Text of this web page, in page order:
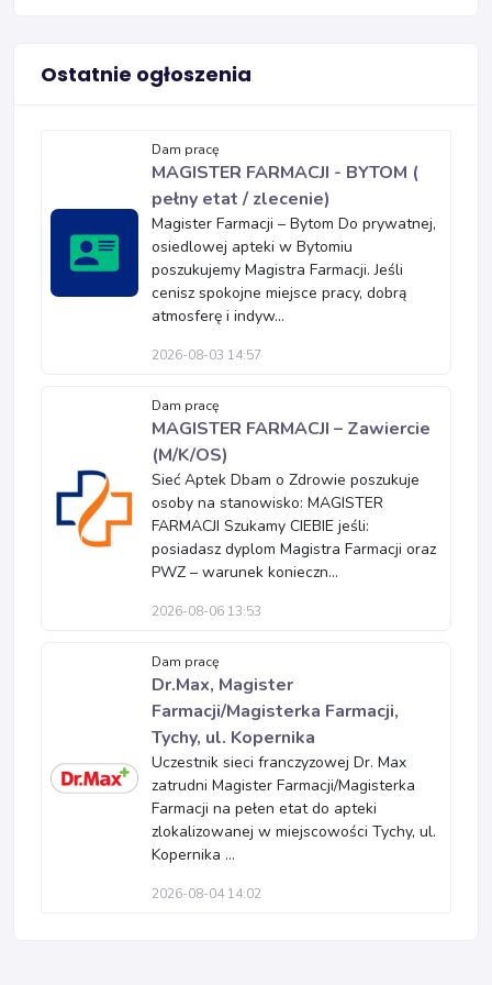
Ostatnie ogłoszenia
Dam pracę
MAGISTER FARMACJI - BYTOM (
pełny etat / zlecenie)
Magister Farmacji – Bytom Do prywatnej,
osiedlowej apteki w Bytomiu
poszukujemy Magistra Farmacji. Jeśli
cenisz spokojne miejsce pracy, dobrą
atmosferę i indyw...
2026-08-03 14:57
Dam pracę
MAGISTER FARMACJI – Zawiercie
(M/K/OS)
Sieć Aptek Dbam o Zdrowie poszukuje
osoby na stanowisko: MAGISTER
FARMACJI Szukamy CIEBIE jeśli:
posiadasz dyplom Magistra Farmacji oraz
PWZ – warunek konieczn...
2026-08-06 13:53
Dam pracę
Dr.Max, Magister
Farmacji/Magisterka Farmacji,
Tychy, ul. Kopernika
Uczestnik sieci franczyzowej Dr. Max
zatrudni Magister Farmacji/Magisterka
Farmacji na pełen etat do apteki
zlokalizowanej w miejscowości Tychy, ul.
Kopernika ...
2026-08-04 14:02